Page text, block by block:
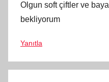
Olgun soft çiftler ve
bekliyorum
Yanıtla